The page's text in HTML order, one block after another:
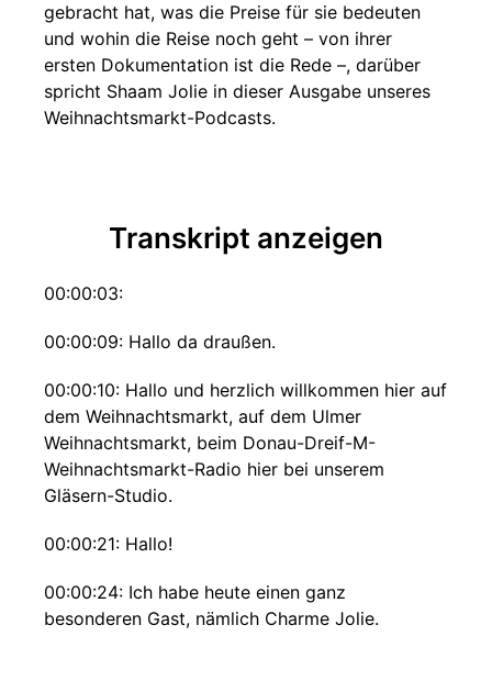
gebracht hat, was die Preise für sie bedeuten
und wohin die Reise noch geht – von ihrer
ersten Dokumentation ist die Rede –, darüber
spricht Shaam Jolie in dieser Ausgabe unseres
Weihnachtsmarkt-Podcasts.
Transkript anzeigen
00:00:03:
00:00:09: Hallo da draußen.
00:00:10: Hallo und herzlich willkommen hier auf
dem Weihnachtsmarkt, auf dem Ulmer
Weihnachtsmarkt, beim Donau-Dreif-M-
Weihnachtsmarkt-Radio hier bei unserem
Gläsern-Studio.
00:00:21: Hallo!
00:00:24: Ich habe heute einen ganz
besonderen Gast, nämlich Charme Jolie.